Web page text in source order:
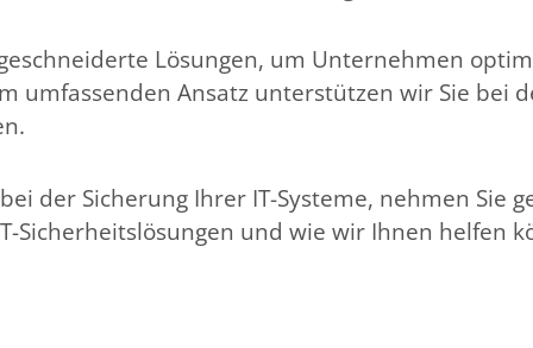
Lösungen, um Unternehmen
umfassenden Ansatz unterstützen wir Sie bei
der Sicherung Ihrer IT-Systeme, nehmen Sie
Sicherheitslösungen und wie wir Ihnen helfen